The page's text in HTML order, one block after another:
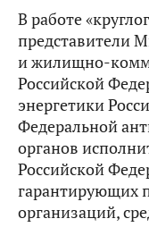
В работе
представители
и жилищно-
Российской
энергетики
Федеральной
органов
Российской
гарантирующих
организаций,